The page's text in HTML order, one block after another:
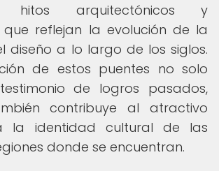
hitos arquitectónicos y
que reflejan la evolución de la
diseño a lo largo de los siglos.
de estos puentes no solo
de logros pasados,
contribuye al atractivo
la identidad cultural de las
donde se encuentran.